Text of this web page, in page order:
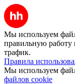
Мы используем
правильную работу
трафик.
Правила
Мы используем
файлов cookie